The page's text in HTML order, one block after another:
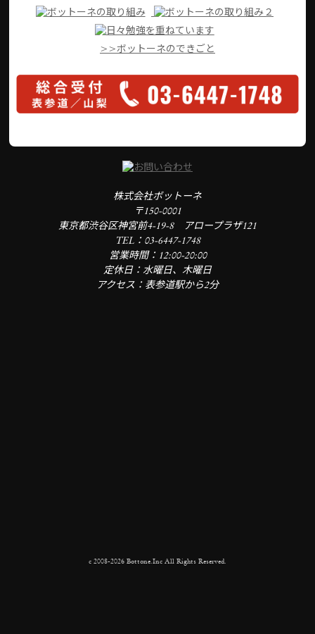
>>ボットーネのできごと
株式会社ボットーネ
〒150-0001
東京都渋谷区神宮前4-19-8 アロープラザ121
TEL：03-6447-1748
営業時間：12:00-20:00
定休日：水曜日、木曜日
アクセス：表参道駅から2分
c 2008-2026 Bottone.Inc All Rights Reserved.